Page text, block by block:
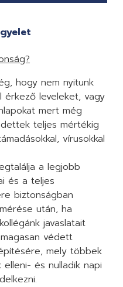
hogy nem nyitunk
érkező leveleket, vagy
mert még
teljes mértékig
vírusokkal
a legjobb
és a teljes
biztonságban
után, ha
javaslatait
védett
mely többek
és nulladik napi